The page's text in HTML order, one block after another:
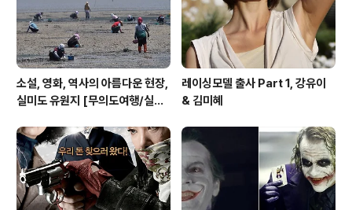
소설, 영화, 역사의 아름다운 현장,
실미도 유원지 [무의도여행/실미
레이싱모델 출사 Part 1, 강유이
& 김미혜